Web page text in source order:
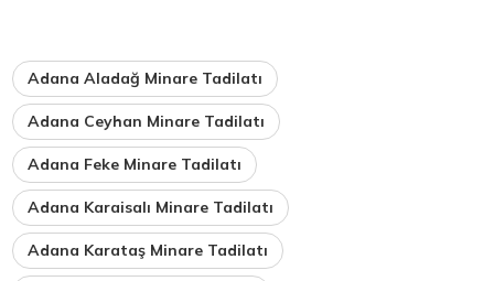
Adana Aladağ Minare Tadilatı
Adana Ceyhan Minare Tadilatı
Adana Feke Minare Tadilatı
Adana Karaisalı Minare Tadilatı
Adana Karataş Minare Tadilatı